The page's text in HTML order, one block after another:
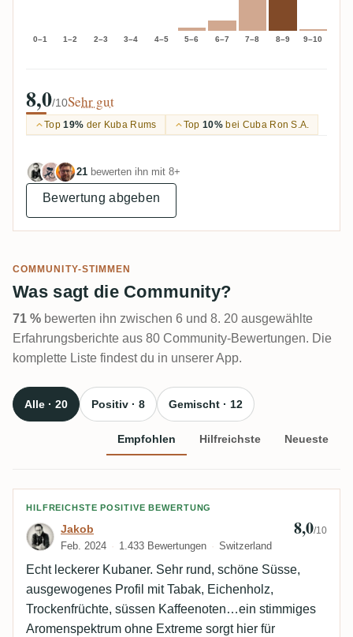
0–1 1–2 2–3 3–4 4–5 5–6 6–7 7–8 8–9 9–10
8,0/10Sehr gut
Top19% der Kuba Rums Top10%bei Cuba Ron S.A.
21 bewerten ihn mit 8+
Bewertung abgeben
COMMUNITY-STIMMEN
Was sagt die Community?
71 % bewerten ihn zwischen 6 und 8. 20 ausgewählte
Erfahrungsberichte aus 80 Community-Bewertungen. Die
komplette Liste findest du in unserer App.
Alle · 20 Positiv · 8 Gemischt · 12
Empfohlen Hilfreichste Neueste
Bewertung von Jakob
HILFREICHSTE POSITIVE BEWERTUNG
Jakob
Feb. 2024 1.433 Bewertungen Switzerland
8,0/10
Echt leckerer Kubaner. Sehr rund, schöne Süsse,
ausgewogenes Profil mit Tabak, Eichenholz,
Trockenfrüchte, süssen Kaffeenoten…ein stimmiges
Aromenspektrum ohne Extreme sorgt hier für